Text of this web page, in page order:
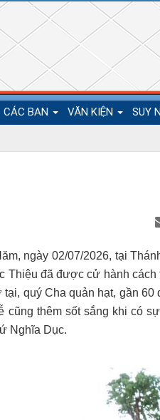
CÁC BAN VĂN KIỆN SUY
ngày 02/07/2026, tại
đã được cử hành cách
quý Cha quản hạt, gần 60
thêm sốt sắng khi có
Nghĩa Dục.